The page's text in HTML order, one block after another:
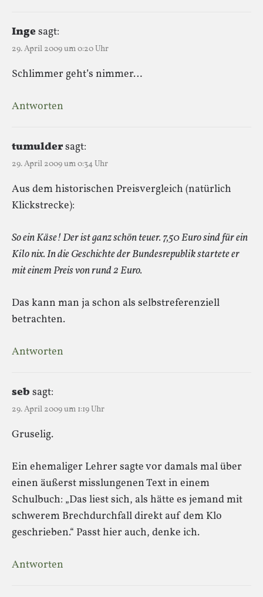
Ingesagt:
29. April 2009 um 0:20 Uhr
Schlimmer geht’s nimmer…
Antworten
tumuldersagt:
29. April 2009 um 0:34 Uhr
Aus dem historischen Preisvergleich (natürlich
Klickstrecke):
So ein Käse! Der ist ganz schön teuer. 7,50 Euro sind für ein
Kilo nix. In die Geschichte der Bundesrepublik startete er
mit einem Preis von rund 2 Euro.
Das kann man ja schon als selbstreferenziell
betrachten.
Antworten
seb sagt:
29. April 2009 um 1:19 Uhr
Gruselig.
Ein ehemaliger Lehrer sagte vor damals mal über
einen äußerst misslungenen Text in einem
Schulbuch: „Das liest sich, als hätte es jemand mit
schwerem Brechdurchfall direkt auf dem Klo
geschrieben.“ Passt hier auch, denke ich.
Antworten